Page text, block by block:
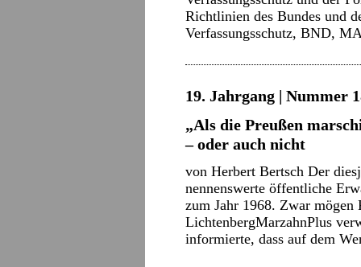
Richtlinien des Bundes und
Verfassungsschutz, BND,
19. Jahrgang | Nummer
„Als die Preußen
– oder auch nicht
von Herbert Bertsch Der
nennenswerte öffentliche
zum Jahr 1968. Zwar
LichtenbergMarzahnPlus
informierte, dass auf dem